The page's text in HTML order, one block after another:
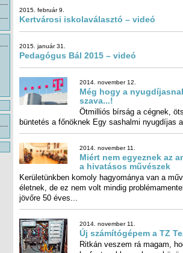
2015. február 9.
Kertvárosi iskolaválasztó – videó
2015. január 31.
Pedagógus Bál 2015 – videó
2014. november 12.
Még hogy a
szava...!
Ötmilliós bírság a cégnek,
büntetés a főnöknek Egy sashalmi nyugdíjas
2014. november 11.
Miért nem egyeznek az
a hivatásos művészek
Kerületünkben komoly hagyománya van a
életnek, de ez nem volt mindig
jövőre 50 éves...
2014. november 11.
Új számítógépem a TZ
Ritkán veszem rá magam,
legfontosabb
kicseréljem, ezért aztán általában